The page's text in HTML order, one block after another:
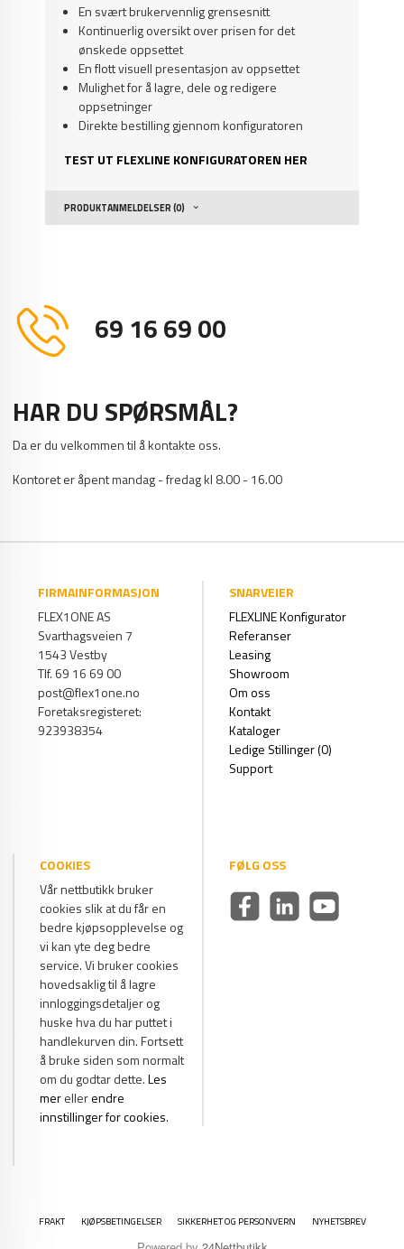
En svært brukervennlig grensesnitt
Kontinuerlig oversikt over prisen for det
ønskede oppsettet
En flott visuell presentasjon av oppsettet
Mulighet for å lagre, dele og redigere
oppsetninger
Direkte bestilling gjennom konfiguratoren
TEST UT FLEXLINE KONFIGURATOREN HER
PRODUKTANMELDELSER (0)
69 16 69 00
HAR DU SPØRSMÅL?
Da er du velkommen til å kontakte oss.
Kontoret er åpent mandag - fredag kl 8.00 - 16.00
FIRMAINFORMASJON
FLEX1ONE AS
Svarthagsveien 7
1543 Vestby
Tlf. 69 16 69 00
post@flex1one.no
Foretaksregisteret:
923938354
SNARVEIER
FLEXLINE Konfigurator
Referanser
Leasing
Showroom
Om oss
Kontakt
Kataloger
Ledige Stillinger (0)
Support
COOKIES
Vår nettbutikk bruker
cookies slik at du får en
bedre kjøpsopplevelse og
vi kan yte deg bedre
service. Vi bruker cookies
hovedsaklig til å lagre
innloggingsdetaljer og
huske hva du har puttet i
handlekurven din. Fortsett
å bruke siden som normalt
om du godtar dette.Les
merellerendre
innstillinger for cookies.
FØLG OSS
FRAKT KJØPSBETINGELSER SIKKERHET OG PERSONVERN NYHETSBREV